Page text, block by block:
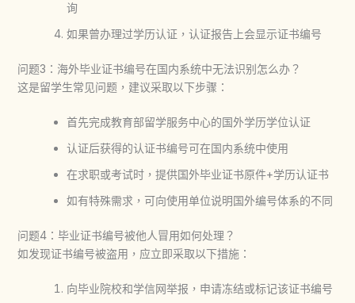
询
如果曾办理过学历认证，认证报告上会显示证书编号
问题3：海外毕业证书编号在国内系统中无法识别怎么办？
这是留学生常见问题，建议采取以下步骤：
首先完成教育部留学服务中心的国外学历学位认证
认证后获得的认证书编号可在国内系统中使用
在求职或考试时，提供国外毕业证书原件+学历认证书
如有特殊需求，可向使用单位说明国外编号体系的不同
问题4：毕业证书编号被他人冒用如何处理？
如发现证书编号被盗用，应立即采取以下措施：
向毕业院校和学信网举报，申请冻结或标记该证书编号